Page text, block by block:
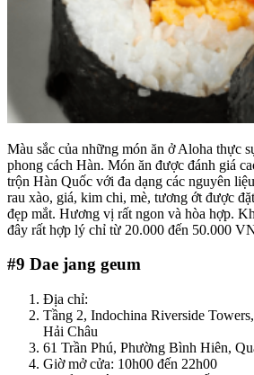
Màu sắc của những món ăn ở Aloha thực
phong cách Hàn. Món ăn được đánh giá
trộn Hàn Quốc với đa dạng các nguyên
rau xào, giá, kim chi, mè, tương ớt được
đẹp mắt. Hương vị rất ngon và hòa hợp.
đây rất hợp lý chỉ từ 20.000 đến 50.000
#9 Dae jang geum
Địa chỉ:
Tầng 2, Indochina Riverside
Hải Châu
61 Trần Phú, Phường Bình Hiên,
Giờ mở cửa: 10h00 đến 22h00